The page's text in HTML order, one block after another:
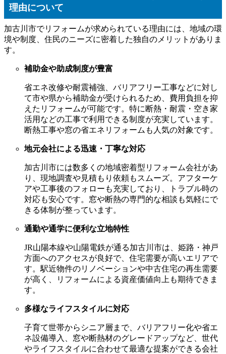
理由について
加古川市でリフォームが求められている理由には、地域の環
境や制度、住民のニーズに密着した独自のメリットがありま
す。
補助金や助成制度が豊富
省エネ改修や耐震補強、バリアフリー工事などに対し
て市や県から補助金が受けられるため、費用負担を抑
えたリフォームが可能です。特に断熱・耐震・空き家
活用などの工事で利用できる制度が充実しています。
断熱工事や窓の省エネリフォームも人気の対象です。
地元会社による迅速・丁寧な対応
加古川市には数多くの地域密着型リフォーム会社があ
り、現地調査や見積もり依頼もスムーズ。アフターケ
アや工事後のフォローも充実しており、トラブル時の
対応も安心です。窓や断熱の専門的な相談も気軽にで
きる体制が整っています。
通勤や通学に便利な立地特性
JR山陽本線や山陽電鉄が通る加古川市は、姫路・神戸
方面へのアクセスが良好で、住宅需要が高いエリアで
す。駅近物件のリノベーションや中古住宅の再生需要
が高く、リフォームによる資産価値向上も期待できま
す。
多様なライフスタイルに対応
子育て世帯からシニア層まで、バリアフリー化や省エ
ネ設備導入、窓や断熱材のグレードアップなど、世代
やライフスタイルに合わせて最適な提案ができる会社